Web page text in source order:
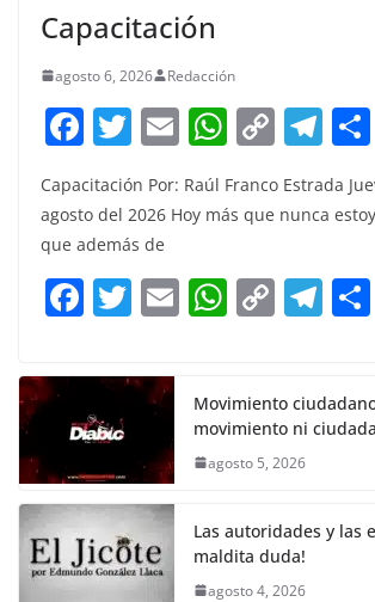
Capacitación
agosto 6, 2026 Redacción
F
a
c
e
b
o
k
T
itt
er
E
m
ai
W
at
A
p
C
p
Li
n
T
el
e
a
m
e
Capacitación Por: Raúl Franco Estrada
agosto del 2026 Hoy más que nunca
que además de
F
c
e
b
o
o
k
T
itt
er
E W
s
A
p
C
y
Li
k
T
gr
a
Movimiento
movimiento ni
agosto 5, 2026
Las autoridades y las
maldita duda!
agosto 4, 2026